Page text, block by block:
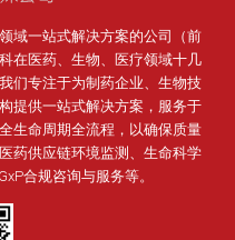
域一站式解决方案的公司（前
在医药、生物、医疗领域十几
们专注于为制药企业、生物技
提供一站式解决方案，服务于
生命周期全流程，以确保质量
药供应链环境监测、生命科学
合规咨询与服务等。